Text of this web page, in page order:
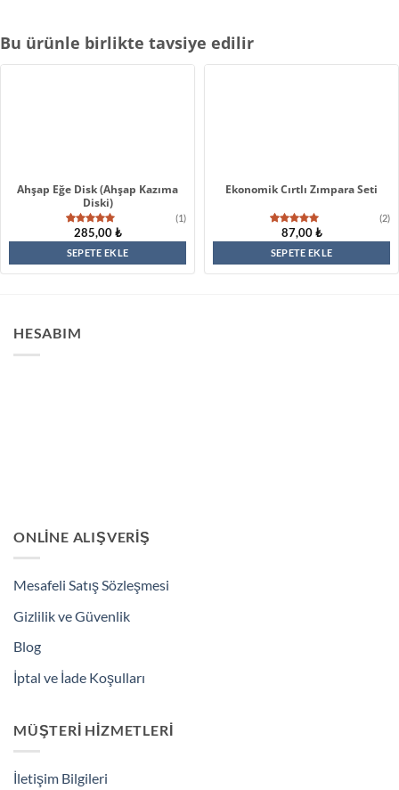
Bu ürünle birlikte tavsiye edilir
Ahşap Eğe Disk (Ahşap Kazıma
Diski)
müşteri
puanına
dayanarak
5.00puan
(1)
285,00₺
SEPETE EKLE
Ekonomik Cırtlı Zımpara Seti
müşteri
puanına
dayanarak
5.00puan
(2)
87,00₺
SEPETE EKLE
HESABIM
ONLINE ALIŞVERIŞ
Mesafeli Satış Sözleşmesi
Gizlilik ve Güvenlik
Blog
İptal ve İade Koşulları
MÜŞTERI HIZMETLERI
İletişim Bilgileri